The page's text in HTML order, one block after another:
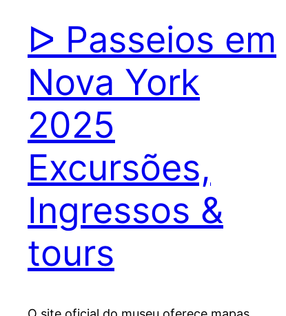
ᐅ Passeios em
Nova York
2025
Excursões,
Ingressos &
tours